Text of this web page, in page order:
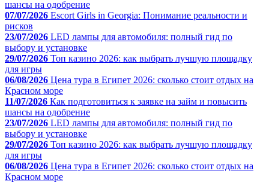
шансы на одобрение
07/07/2026 Escort Girls in Georgia: Понимание реальности и
рисков
23/07/2026 LED лампы для автомобиля: полный гид по
выбору и установке
29/07/2026 Топ казино 2026: как выбрать лучшую площадку
для игры
06/08/2026 Цена тура в Египет 2026: сколько стоит отдых на
Красном море
11/07/2026 Как подготовиться к заявке на займ и повысить
шансы на одобрение
23/07/2026 LED лампы для автомобиля: полный гид по
выбору и установке
29/07/2026 Топ казино 2026: как выбрать лучшую площадку
для игры
06/08/2026 Цена тура в Египет 2026: сколько стоит отдых на
Красном море